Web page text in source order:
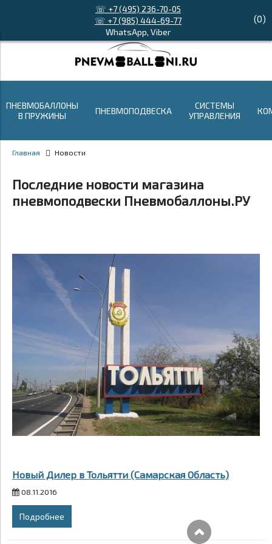
☏ +7 (495) 236-70-05
☏ +7 (985) 444-69-77
WhatsApp, Viber
(0)
ПНЕВМОБАЛЛОНЫ
В ПРУЖИНЫ
ПНЕВМОПОДВЕСКА
СИСТЕМЫ
УПРАВЛЕНИЯ
Главная Новости
Последние новости магазина
пневмоподвески Пневмобаллоны.РУ
Новый Дилер в Тольятти (Самарская Область)
08.11.2016
Подробнее